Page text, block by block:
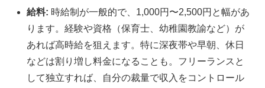
給料: 時給制が一般的で、1,000円〜2,500円と幅があ
ります。経験や資格（保育士、幼稚園教諭など）が
あれば高時給を狙えます。特に深夜帯や早朝、休日
などは割り増し料金になることも。フリーランスと
して独立すれば、自分の裁量で収入をコントロール